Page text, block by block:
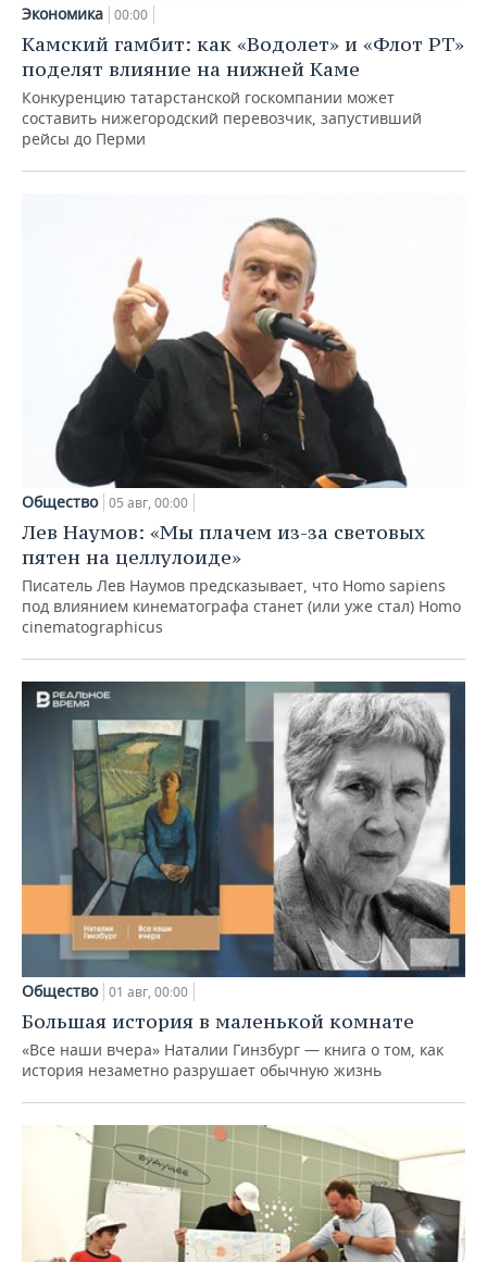
Экономика 00:00
Камский гамбит: как «Водолет» и «Флот РТ»
поделят влияние на нижней Каме
Конкуренцию татарстанской госкомпании может
составить нижегородский перевозчик, запустивший
рейсы до Перми
Общество 05 авг, 00:00
Лев Наумов: «Мы плачем из-за световых
пятен на целлулоиде»
Писатель Лев Наумов предсказывает, что Homo sapiens
под влиянием кинематографа станет (или уже стал) Homo
cinematographicus
Общество 01 авг, 00:00
Большая история в маленькой комнате
«Все наши вчера» Наталии Гинзбург — книга о том, как
история незаметно разрушает обычную жизнь